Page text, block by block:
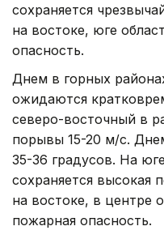
сохраняется
на востоке, юге
опасность.
Днем в горных
ожидаются
северо-восточный в
порывы 15-20 м/с.
35-36 градусов. На
сохраняется высокая
на востоке, в центре
пожарная опасность.